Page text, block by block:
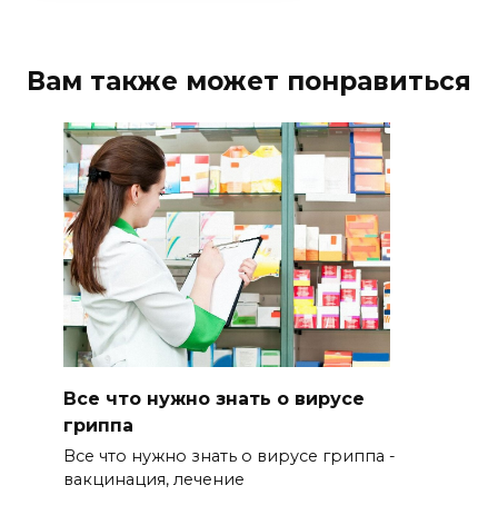
Вам также может понравиться
Все что нужно знать о вирусе
гриппа
Все что нужно знать о вирусе гриппа -
вакцинация, лечение